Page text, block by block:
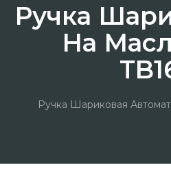
Ручка
На
Ручка Шариковая